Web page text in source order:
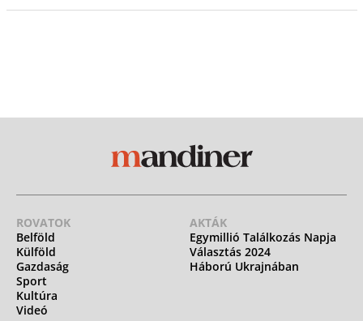
ROVATOK
Belföld
Külföld
Gazdaság
Sport
Kultúra
Videó
AKTÁK
Egymillió Találkozás Napja
Választás 2024
Háború Ukrajnában